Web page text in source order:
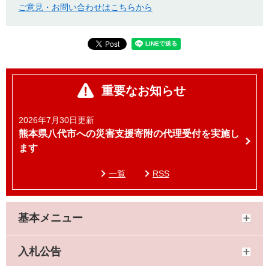
ご意見・お問い合わせはこちらから
重要なお知らせ
2026年7月30日更新
熊本県八代市への災害支援寄附の代理受付を実施し
ます
一覧 RSS
基本メニュー
入札公告